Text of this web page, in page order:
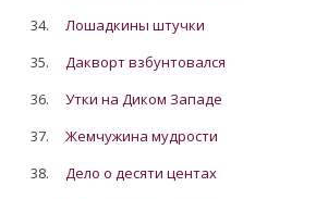
34.
Лошадкины штучки
35.
Дакворт взбунтовался
36.
Утки на Диком Западе
37.
Жемчужина мудрости
38.
Дело о десяти центах